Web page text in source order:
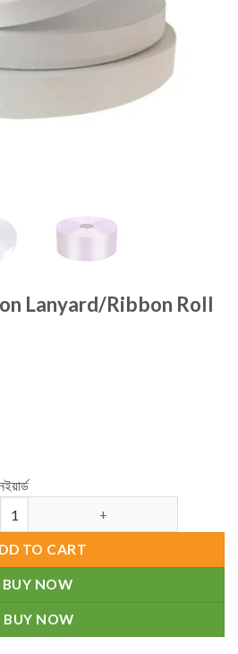
Lanyard/Ribbon Roll
TO CART
BUY NOW
BUY NOW